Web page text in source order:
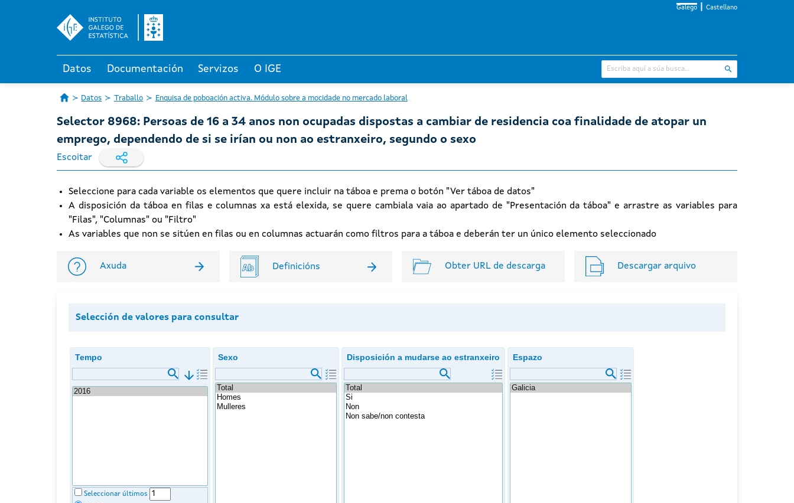
Galego Castellano
Datos Documentación Servizos O IGE
Datos Traballo Enquisa de poboación activa. Módulo sobre a mocidade no mercado laboral
Selector 8968: Persoas de 16 a 34 anos non ocupadas dispostas a cambiar de residencia coa finalidade de atopar un
emprego, dependendo de si se irían ou non ao estranxeiro, segundo o sexo
Escoitar
Seleccione para cada variable os elementos que quere incluir na táboa e prema o botón "Ver táboa de datos"
A disposición da táboa en filas e columnas xa está elexida, se quere cambiala vaia ao apartado de "Presentación da táboa" e arrastre as variables para
"Filas", "Columnas" ou "Filtro"
As variables que non se sitúen en filas ou en columnas actuarán como filtros para a táboa e deberán ter un único elemento seleccionado
Axuda Definicións Obter URL de descarga Descargar arquivo
Selección de valores para consultar
Tempo
arrow_downward
Seleccionar últimos
Sexo Disposición a mudarse ao estranxeiro Espazo